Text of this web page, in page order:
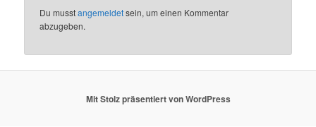
Du musstangemeldetsein, um einen Kommentar
abzugeben.
Mit Stolz präsentiert von WordPress